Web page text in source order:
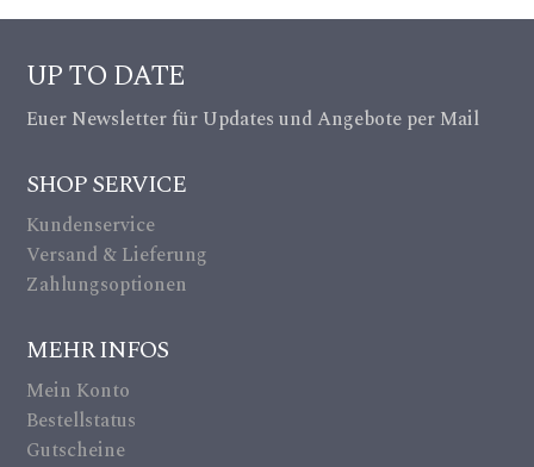
ic
_c
a
a_
alt
UP TO DATE
Euer Newsletter für Updates und Angebote per Mail
SHOP SERVICE
Kundenservice
Versand & Lieferung
Zahlungsoptionen
MEHR INFOS
Mein Konto
Bestellstatus
Gutscheine